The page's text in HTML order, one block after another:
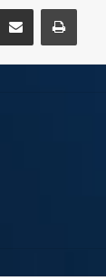
Compartir por correo electrónico